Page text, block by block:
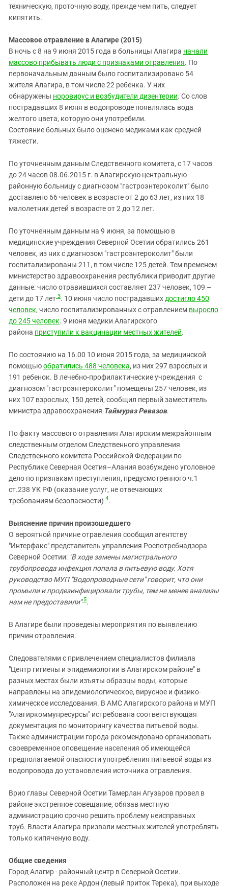
техническую, проточную воду, прежде чем пить, следует
кипятить.
Массовое отравление в Алагире (2015)
В ночь с 8 на 9 июня 2015 года в больницы Алагира начали
массово прибывать люди с признаками отравления. По
первоначальным данным было госпитализировано 54
жителя Алагира, в том числе 22 ребенка. У них
обнаружены норовирус и возбудители дизентерии. Со слов
пострадавших 8 июня в водопроводе появлялась вода
желтого цвета, которую они употребили.
Состояние больных было оценено медиками как средней
тяжести.
По уточненным данным Следственного комитета, с 17 часов
до 24 часов 08.06.2015 г. в Алагирскую центральную
районную больницу с диагнозом "гастроэнтероколит" было
доставлено 66 человек в возрасте от 2 до 63 лет, из них 18
малолетних детей в возрасте от 2 до 12 лет.
По уточненным данным на 9 июня, за помощью в
медицинские учреждения Северной Осетии обратились 261
человек, из них с диагнозом "гастроэнтероколит" были
госпитализированы 211, в том числе 125 детей. Тем временем
министерство здравоохранения республики приводит другие
данные: число отравившихся составляет 237 человек, 109 –
дети до 17 лет 3. 10 июня число пострадавших достигло 450
человек, число госпитализированных с отравлением выросло
до 245 человек. 9 июня медики Алагирского
района приступили к вакцинации местных жителей.
По состоянию на 16.00 10 июня 2015 года, за медицинской
помощьюобратились 488 человека, из них 297 взрослых и
191 ребенок. В лечебно-профилактические учреждения с
диагнозом "гастроэнтероколит" помещены 257 человек, из
них 107 взрослых, 150 детей, сообщил первый заместитель
министра здравоохранения Таймураз Ревазов.
По факту массового отравления Алагирским межрайонным
следственным отделом Следственного управления
Следственного комитета Российской Федерации по
Республике Северная Осетия–Алания возбуждено уголовное
дело по признакам преступления, предусмотренного ч.1
ст.238 УК РФ (оказание услуг, не отвечающих
требованиям безопасности) 4.
Выяснение причин произошедшего
О вероятной причине отравления сообщил агентству
"Интерфакс" представитель управления Роспотребнадзора
Северной Осетии: "В ходе замены магистрального
трубопровода инфекция попала в питьевую воду. Хотя
руководство МУП "Водопроводные сети" говорит, что они
промыли и продезинфицировали трубы, тем не менее анализы
нам не предоставили"5.
В Алагире были проведены мероприятия по выявлению
причин отравления.
Следователями с привлечением специалистов филиала
"Центр гигиены и эпидемиологии в Алагирском районе" в
разных местах были изъяты образцы воды, которые
направлены на эпидемиологическое, вирусное и физико-
химическое исследования. В АМС Алагирского района и МУП
"Алагиркоммунресурсы" истребована соответствующая
документация по мониторингу качества питьевой воды.
Также администрации города рекомендовано организовать
своевременное оповещение населения об имеющейся
предполагаемой опасности употребления питьевой воды из
водопровода до установления источника отравления.
Врио главы Северной Осетии Тамерлан Агузаров провел в
районе экстренное совещание, обязав местную
администрацию срочно решить проблему неисправных
труб. Власти Алагира призвали местных жителей употреблять
только кипяченую воду.
Общие сведения
Город Алагир - районный центр в Северной Осетии.
Расположен на реке Ардон (левый приток Терека), при выходе